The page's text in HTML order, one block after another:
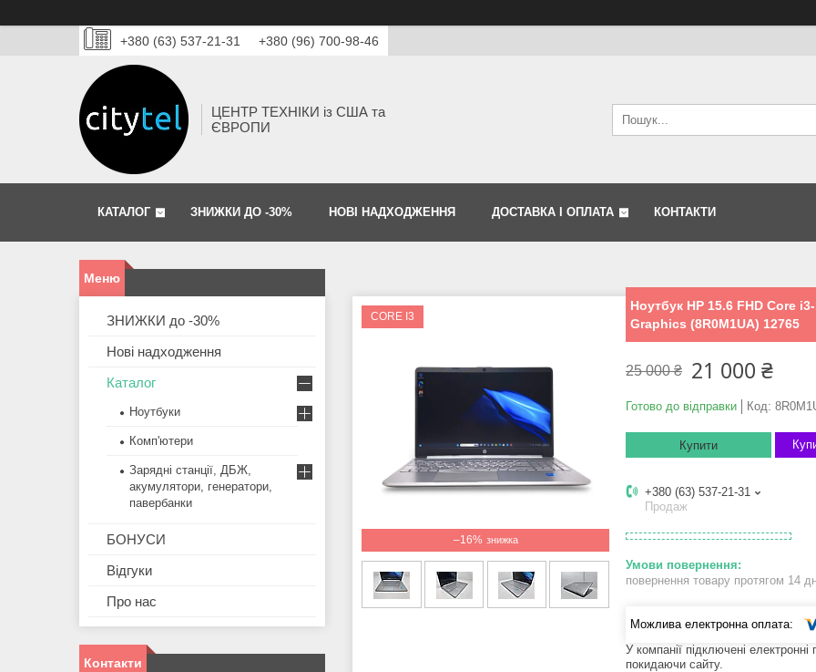
+380 (63) 537-21-31 +380 (96) 700-98-46
ЦЕНТР ТЕХНІКИ із США та
ЄВРОПИ
КАТАЛОГ ЗНИЖКИ ДО -30% НОВІ НАДХОДЖЕННЯ ДОСТАВКА І ОПЛАТА КОНТАКТИ
–16%
CORE I3
Ноутбук HP 15.6 FHD Core
Graphics (8R0M1UA) 12765
25 000 ₴ 21 000 ₴
Готово до відправки Код:
Купити
+380 (63) 537-21-31
Продаж
повернення товару протягом 14
У компанії підключені
покидаючи сайту.
ЗНИЖКИ до -30%
Нові надходження
Каталог
Ноутбуки
Комп'ютери
Зарядні станції, ДБЖ,
акумулятори, генератори,
павербанки
БОНУСИ
Відгуки
Про нас
Контакти